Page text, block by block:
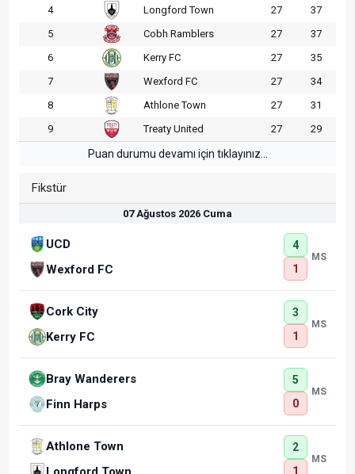
4
Longford Town 27
37
5
Cobh Ramblers 27
37
6
Kerry FC 27
35
7
Wexford FC 27
34
8
Athlone Town 27
31
9
Treaty United 27 29
Puan durumu devamı için tıklayınız...
Fikstür
07 Ağustos 2026 Cuma
UCD
Wexford FC
4
1
MS
Cork City
Kerry FC
3
1
MS
Bray Wanderers
Finn Harps
5
0
MS
Athlone Town
2
1
MS